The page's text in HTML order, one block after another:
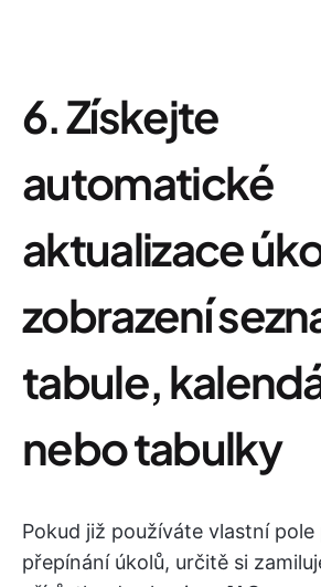
6. Získejte
automatické
aktualizace
zobrazení
tabule,
nebo tabulky
Pokud již používáte vlastní
přepínání úkolů, určitě si